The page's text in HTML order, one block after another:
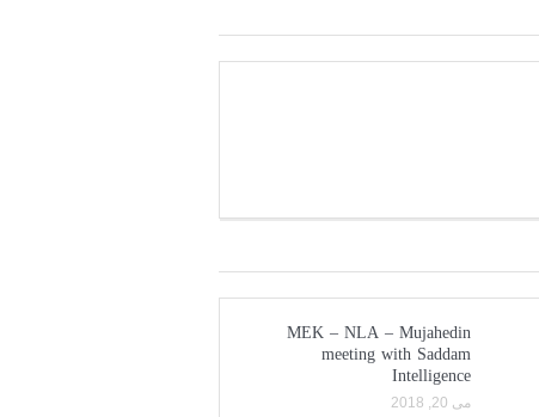
MEK – NLA – Mujahedin
meeting with Saddam
Intelligence
می 20, 2018